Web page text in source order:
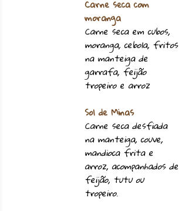
Carne seca com
moranga
Carne seca em cubos,
moranga, cebola, fritos
na manteiga de
garrafa, feijão
tropeiro e arroz
Sol de Minas
Carne seca desfiada
na manteiga, couve,
mandioca frita e
arroz, acompanhados de
feijão, tutu ou
tropeiro.